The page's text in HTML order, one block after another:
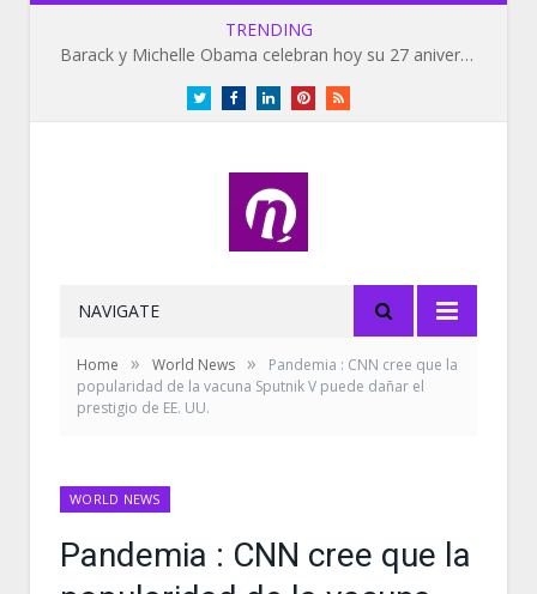
TRENDING
Barack y Michelle Obama celebran hoy su 27 aniversario de bodas
TwitterFacebookLinkedInPinterestRSS
NAVIGATE
Home » World News »
Pandemia : CNN cree que la
popularidad de la vacuna Sputnik V puede dañar el
prestigio de EE. UU.
WORLD NEWS
Pandemia : CNN cree que la